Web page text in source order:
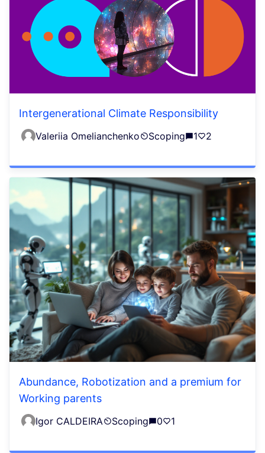
Intergenerational Climate Responsibility
Valeriia Omelianchenko Scoping 1 2
Abundance, Robotization and a premium for
Working parents
Igor CALDEIRA Scoping 0 1